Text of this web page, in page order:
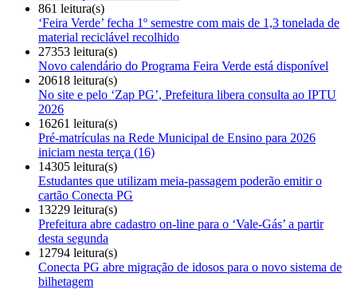
861 leitura(s)
‘Feira Verde’ fecha 1º semestre com mais de 1,3 tonelada de
material reciclável recolhido
27353 leitura(s)
Novo calendário do Programa Feira Verde está disponível
20618 leitura(s)
No site e pelo ‘Zap PG’, Prefeitura libera consulta ao IPTU
2026
16261 leitura(s)
Pré-matrículas na Rede Municipal de Ensino para 2026
iniciam nesta terça (16)
14305 leitura(s)
Estudantes que utilizam meia-passagem poderão emitir o
cartão Conecta PG
13229 leitura(s)
Prefeitura abre cadastro on-line para o ‘Vale-Gás’ a partir
desta segunda
12794 leitura(s)
Conecta PG abre migração de idosos para o novo sistema de
bilhetagem